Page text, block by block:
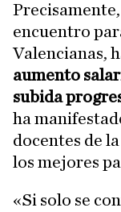
encuentro
Valencianas,
aumento
subida
ha
docentes de
los mejores
«Si solo se